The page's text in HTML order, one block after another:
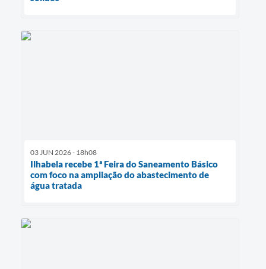
03 JUN 2026 - 18h08
Ilhabela recebe 1ª Feira do Saneamento Básico
com foco na ampliação do abastecimento de
água tratada